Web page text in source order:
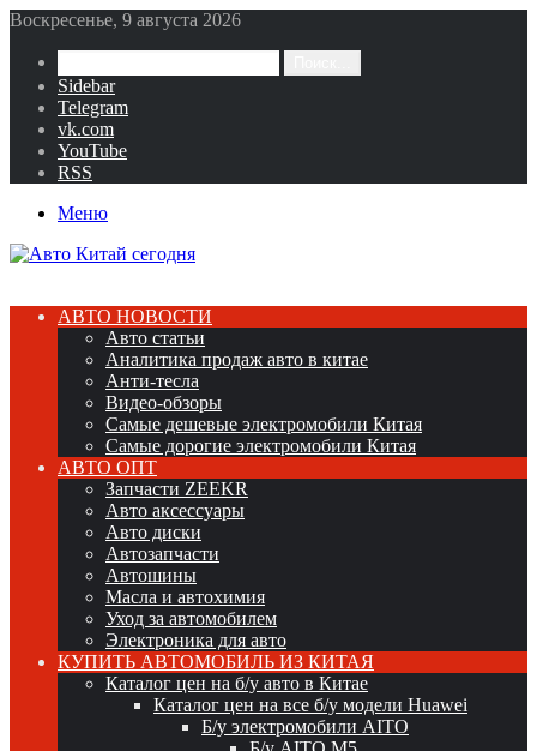
Воскресенье, 9 августа 2026
Sidebar
Telegram
vk.com
YouTube
RSS
Меню
АВТО НОВОСТИ
Авто статьи
Аналитика продаж авто в китае
Анти-тесла
Видео-обзоры
Самые дешевые электромобили Китая
Самые дорогие электромобили Китая
АВТО ОПТ
Запчасти ZEEKR
Авто аксессуары
Авто диски
Автозапчасти
Автошины
Масла и автохимия
Уход за автомобилем
Электроника для авто
КУПИТЬ АВТОМОБИЛЬ ИЗ КИТАЯ
Каталог цен на б/у авто в Китае
Каталог цен на все б/у модели Huawei
Б/у электромобили AITO